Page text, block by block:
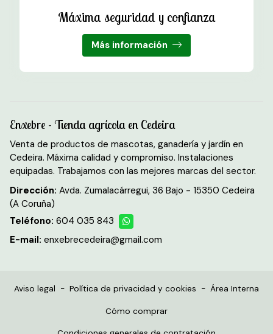
Máxima seguridad y confianza
Más información
Enxebre - Tienda agrícola en Cedeira
Venta de productos de mascotas, ganadería y jardín en
Cedeira. Máxima calidad y compromiso. Instalaciones
equipadas. Trabajamos con las mejores marcas del sector.
Dirección: Avda. Zumalacárregui, 36 Bajo - 15350 Cedeira
(A Coruña)
Teléfono: 604 035 843
E-mail: enxebrecedeira@gmail.com
Aviso legal - Política de privacidad y cookies - Área Interna
Cómo comprar